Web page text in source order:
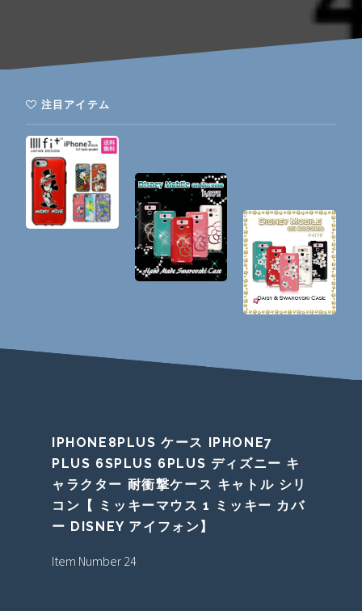
注目アイテム
IPHONE8PLUS ケース IPHONE7
PLUS 6SPLUS 6PLUS ディズニー キ
ャラクター 耐衝撃ケース キャトル シリ
コン【 ミッキーマウス 1 ミッキー カバ
ー DISNEY アイフォン】
Item Number 24